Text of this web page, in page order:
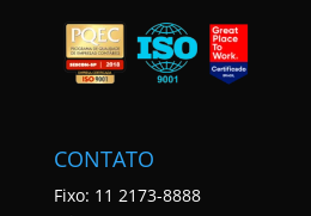
CONTATO
Fixo: 11 2173-8888